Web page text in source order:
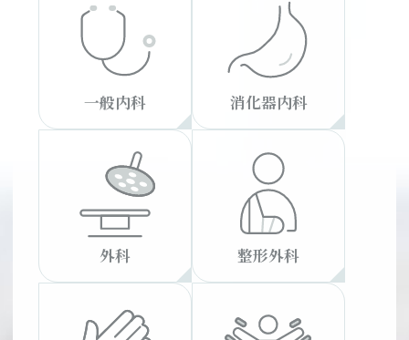
一般内科 消化器内科
外科 整形外科